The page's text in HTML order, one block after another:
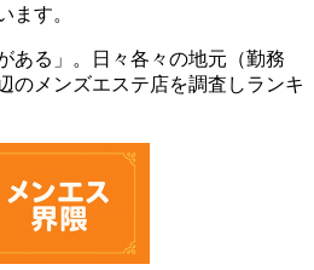
ます。
ある」。日々各々の地元（勤務
のメンズエステ店を調査しランキ